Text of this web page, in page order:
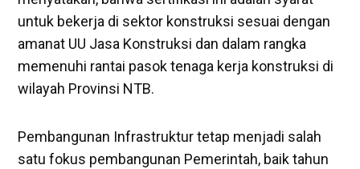
untuk bekerja di sektor konstruksi sesuai dengan
amanat UU Jasa Konstruksi dan dalam rangka
memenuhi rantai pasok tenaga kerja konstruksi di
wilayah Provinsi NTB.
Pembangunan Infrastruktur tetap menjadi salah
satu fokus pembangunan Pemerintah, baik tahun